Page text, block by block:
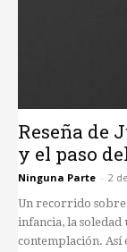
Reseña de
y el paso
Ninguna Parte - 2
Un recorrido
infancia, la
contemplación. Así